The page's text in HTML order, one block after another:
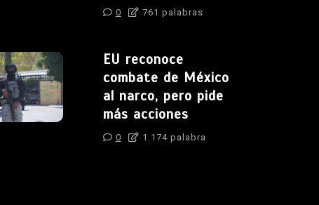
0 761 palabras
EU reconoce
combate de México
al narco, pero pide
más acciones
0 1.174 palabra